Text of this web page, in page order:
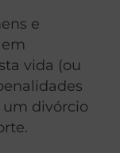
e
vida (ou
divórcio